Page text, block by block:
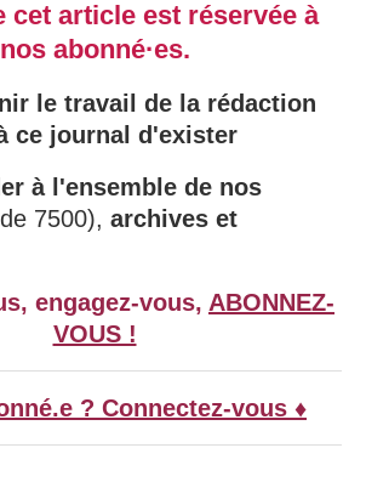
cet article est réservée à
nos abonné·es.
le travail de la rédaction
ce journal d'exister
à l'ensemble de nos
7500), archives et
engagez-vous, ABONNEZ-
VOUS !
? Connectez-vous ♦